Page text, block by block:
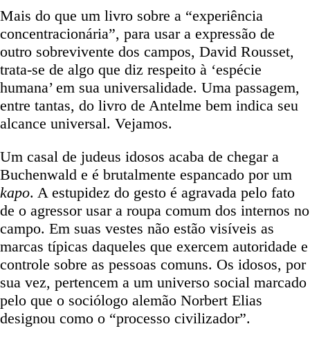
Mais do que um livro sobre a “experiência
concentracionária”, para usar a expressão de
outro sobrevivente dos campos, David Rousset,
trata-se de algo que diz respeito à ‘espécie
humana’ em sua universalidade. Uma passagem,
entre tantas, do livro de Antelme bem indica seu
alcance universal. Vejamos.
Um casal de judeus idosos acaba de chegar a
Buchenwald e é brutalmente espancado por um
kapo. A estupidez do gesto é agravada pelo fato
de o agressor usar a roupa comum dos internos no
campo. Em suas vestes não estão visíveis as
marcas típicas daqueles que exercem autoridade e
controle sobre as pessoas comuns. Os idosos, por
sua vez, pertencem a um universo social marcado
pelo que o sociólogo alemão Norbert Elias
designou como o “processo civilizador”.